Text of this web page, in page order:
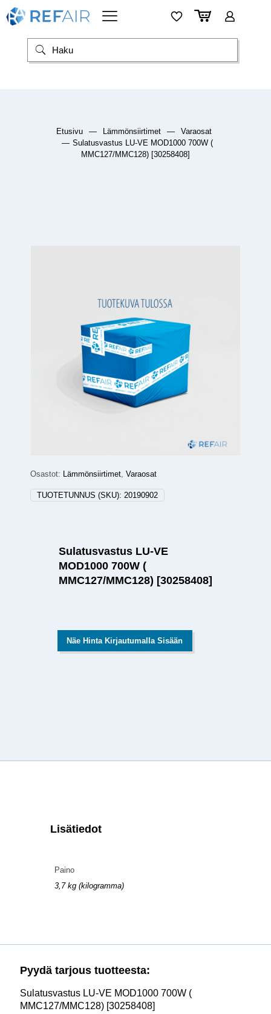
Etusivu — Lämmönsiirtimet —
Varaosat
— Sulatusvastus LU-VE MOD1000 700W (
MMC127/MMC128) [30258408]
Osastot: Lämmönsiirtimet, Varaosat
TUOTETUNNUS (SKU): 20190902
Sulatusvastus LU-VE
MOD1000 700W (
MMC127/MMC128) [30258408]
Näe Hinta Kirjautumalla Sisään
Lisätiedot
Paino
3,7 kg (kilogramma)
Pyydä tarjous tuotteesta:
Sulatusvastus LU-VE MOD1000 700W (
MMC127/MMC128) [30258408]